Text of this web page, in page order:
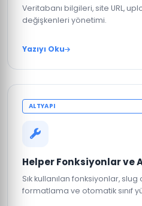
Veritabanı bilgileri, site URL,
değişkenleri yönetimi.
Yazıyı Oku
ALTYAPI
Helper Fonksiyonlar ve
Sık kullanılan fonksiyonlar,
formatlama ve otomatik sınıf